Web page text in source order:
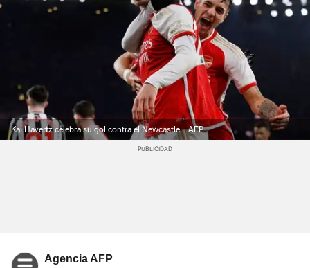
Kai Havertz celebra su gol contra el Newcastle. AFP
Agencia AFP